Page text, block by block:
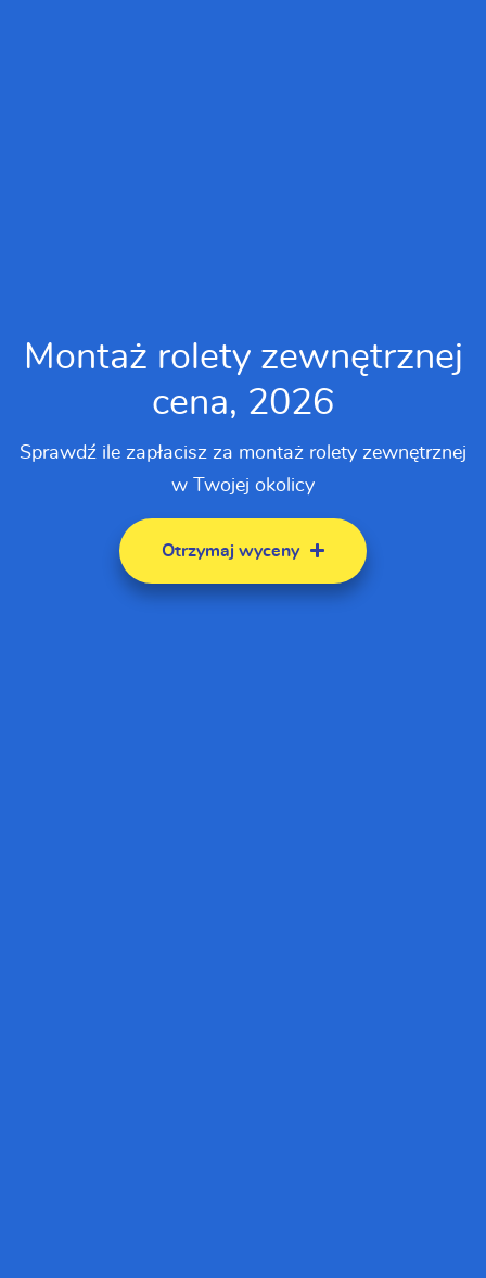
Montaż rolety zewnętrznej
cena, 2026
Sprawdź ile zapłacisz za montaż rolety zewnętrznej
w Twojej okolicy
Otrzymaj wyceny